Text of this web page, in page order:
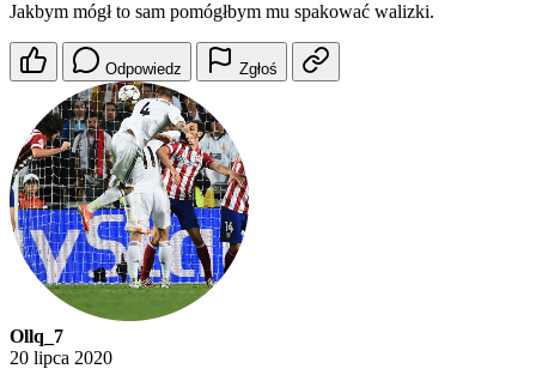
Jakbym mógł to sam pomógłbym mu spakować walizki.
Odpowiedz Zgłoś
Ollq_7
20 lipca 2020